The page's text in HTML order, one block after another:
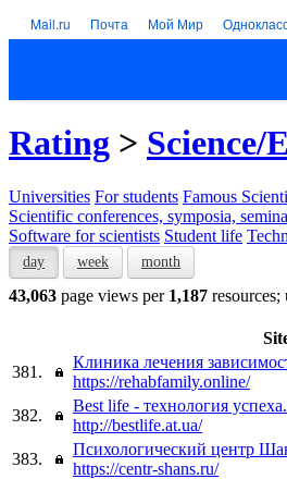
Mail.ru Почта Мой Мир
Rating > Science/
Universities For students Famous
Scientific conferences, symposia,
Software for scientists Student life
day week month
43,063 page views per 1,187 resources;
381.
Клиника лечения
https://rehabfamily.online/
382.
Best life - технология успеха.
http://bestlife.at.ua/
383.
Психологический центр
https://centr-shans.ru/